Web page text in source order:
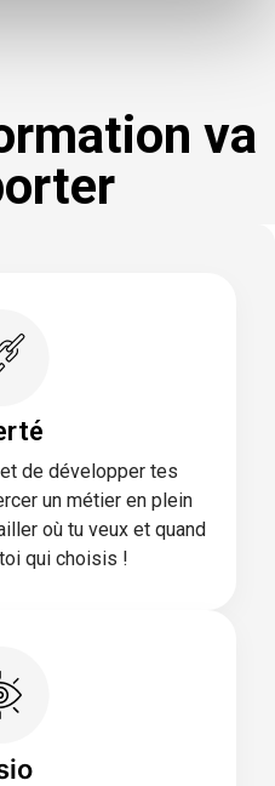
va
de développer tes
un métier en plein
où tu veux et quand
qui choisis !